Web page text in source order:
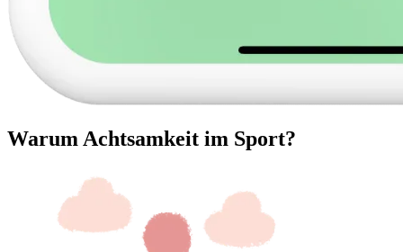
Warum Achtsamkeit im Sport?